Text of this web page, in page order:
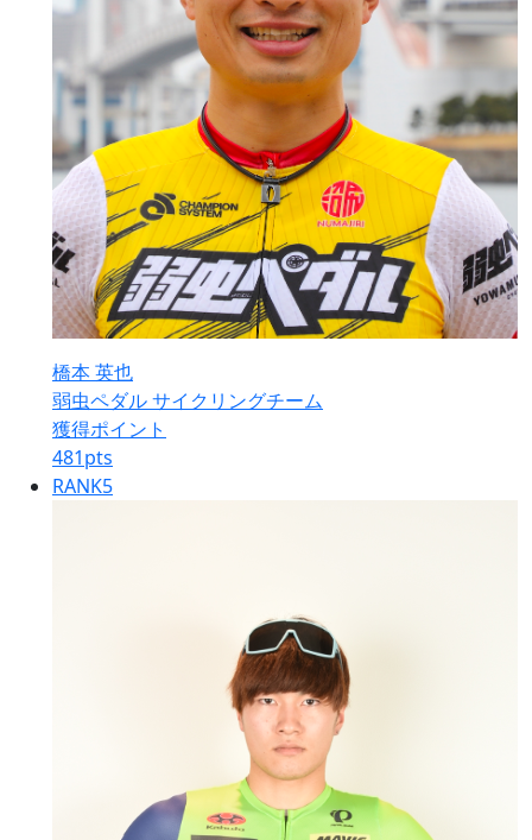
橋本 英也
弱虫ペダル サイクリングチーム
獲得ポイント
481pts
RANK5